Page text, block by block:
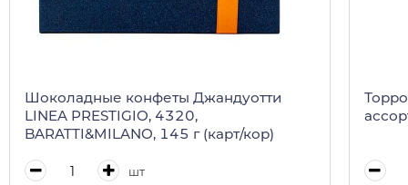
Шоколадные конфеты Джандуотти
LINEA PRESTIGIO, 4320,
BARATTI&MILANO, 145 г (карт/кор)
шт